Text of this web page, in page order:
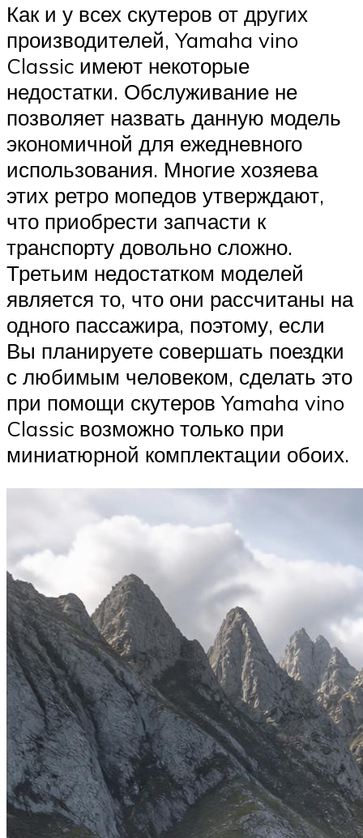
Как и у всех скутеров от других
производителей, Yamaha vino
Classic имеют некоторые
недостатки. Обслуживание не
позволяет назвать данную модель
экономичной для ежедневного
использования. Многие хозяева
этих ретро мопедов утверждают,
что приобрести запчасти к
транспорту довольно сложно.
Третьим недостатком моделей
является то, что они рассчитаны на
одного пассажира, поэтому, если
Вы планируете совершать поездки
с любимым человеком, сделать это
при помощи скутеров Yamaha vino
Classic возможно только при
миниатюрной комплектации обоих.